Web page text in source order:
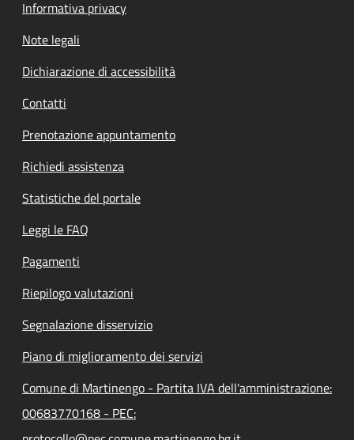
Informativa privacy
Note legali
Dichiarazione di accessibilità
Contatti
Prenotazione appuntamento
Richiedi assistenza
Statistiche del portale
Leggi le FAQ
Pagamenti
Riepilogo valutazioni
Segnalazione disservizio
Piano di miglioramento dei servizi
Comune di Martinengo - Partita IVA dell'amministrazione:
00683770168 - PEC: